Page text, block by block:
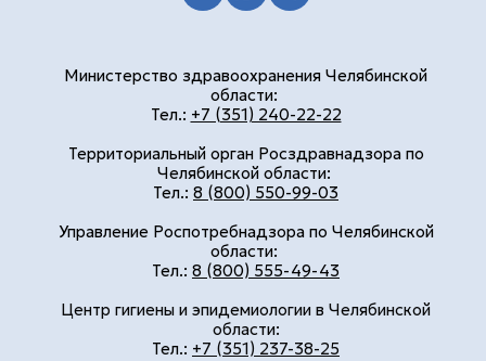
Министерство здравоохранения Челябинской
области:
Тел.: +7 (351) 240-22-22
Территориальный орган Росздравнадзора по
Челябинской области:
Тел.: 8 (800) 550-99-03
Управление Роспотребнадзора по Челябинской
области:
Тел.: 8 (800) 555-49-43
Центр гигиены и эпидемиологии в Челябинской
области:
Тел.: +7 (351) 237-38-25